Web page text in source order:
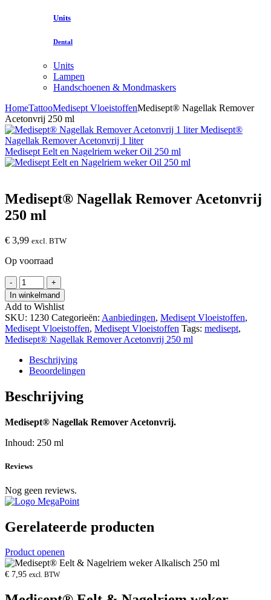
Units
Dental
Units
Lampen
Handschoenen & Mondmaskers
HomeTattooMedisept VloeistoffenMedisept® Nagellak Remover
Acetonvrij 250 ml
Medisept®
Nagellak Remover Acetonvrij 1 liter
Medisept Eelt en Nagelriem weker Oil 250 ml
Medisept® Nagellak Remover Acetonvrij
250 ml
€ 3,99 excl. BTW
Op voorraad
-
Medisept®
Nagellak
Remover
Acetonvrij
250
ml
hoeveelheid
+
In winkelmand
Add to Wishlist
SKU: 1230 Categorieën: Aanbiedingen, Medisept Vloeistoffen,
Medisept Vloeistoffen, Medisept Vloeistoffen Tags: medisept,
Medisept® Nagellak Remover Acetonvrij 250 ml
Beschrijving
Beoordelingen
Beschrijving
Medisept® Nagellak Remover Acetonvrij.
Inhoud: 250 ml
Reviews
Nog geen reviews.
Gerelateerde producten
Product openen
€ 7,95 excl. BTW